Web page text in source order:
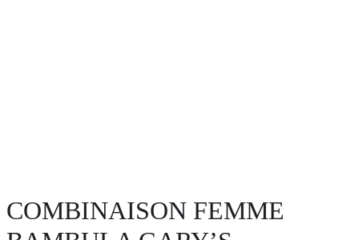
COMBINAISON FEMME